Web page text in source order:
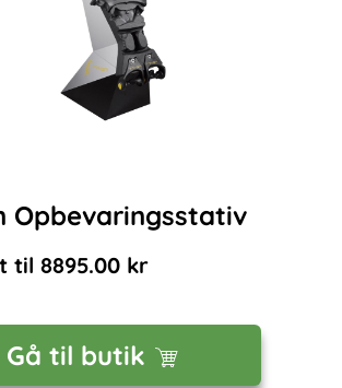
Opbevaringsstativ
til 8895.00 kr
Gå til butik